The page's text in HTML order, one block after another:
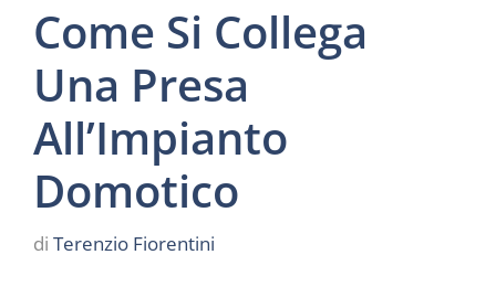
Come Si Collega
Una Presa
All’Impianto
Domotico
di Terenzio Fiorentini